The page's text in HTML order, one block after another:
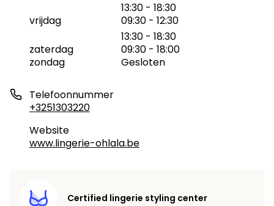
13:30 - 18:30
vrijdag
09:30 - 12:30
13:30 - 18:30
zaterdag
09:30 - 18:00
zondag
Gesloten
Telefoonnummer
+3251303220
Website
www.lingerie-ohlala.be
Certified lingerie styling center